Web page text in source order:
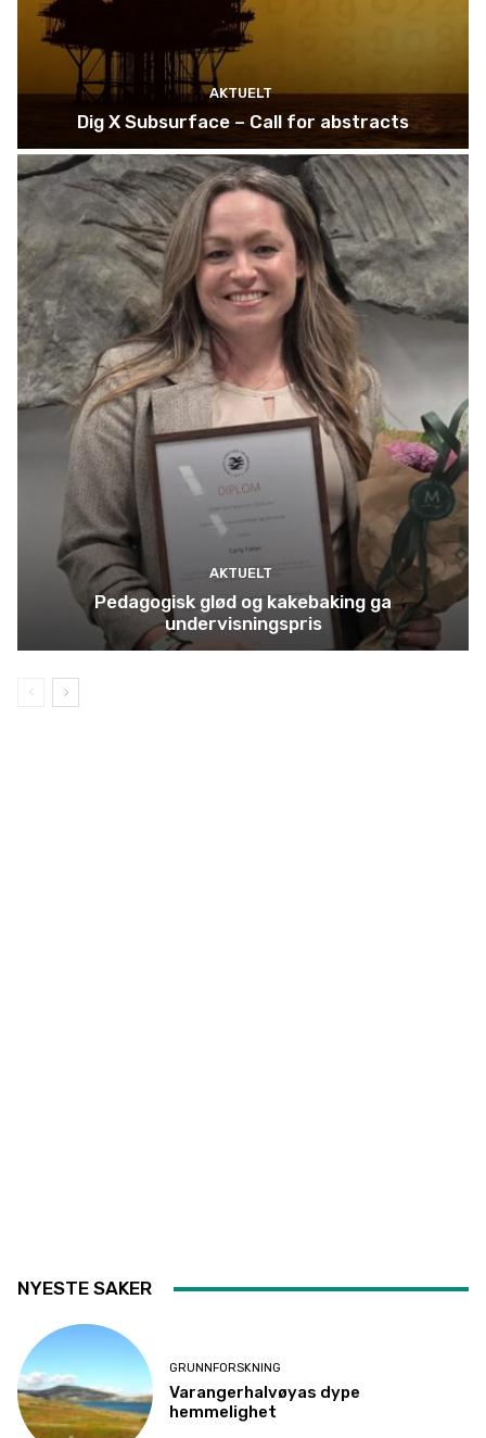
AKTUELT
Dig X Subsurface – Call for abstracts
AKTUELT
Pedagogisk glød og kakebaking ga
undervisningspris
NYESTE SAKER
GRUNNFORSKNING
Varangerhalvøyas dype
hemmelighet